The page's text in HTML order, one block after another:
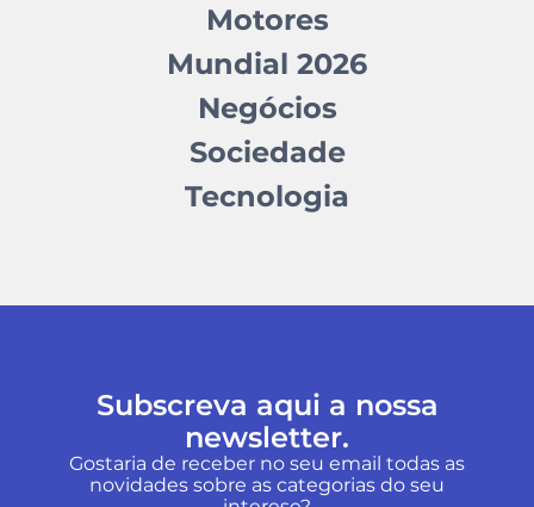
Motores
Mundial 2026
Negócios
Sociedade
Tecnologia
Subscreva aqui a nossa
newsletter.
Gostaria de receber no seu email todas as
novidades sobre as categorias do seu